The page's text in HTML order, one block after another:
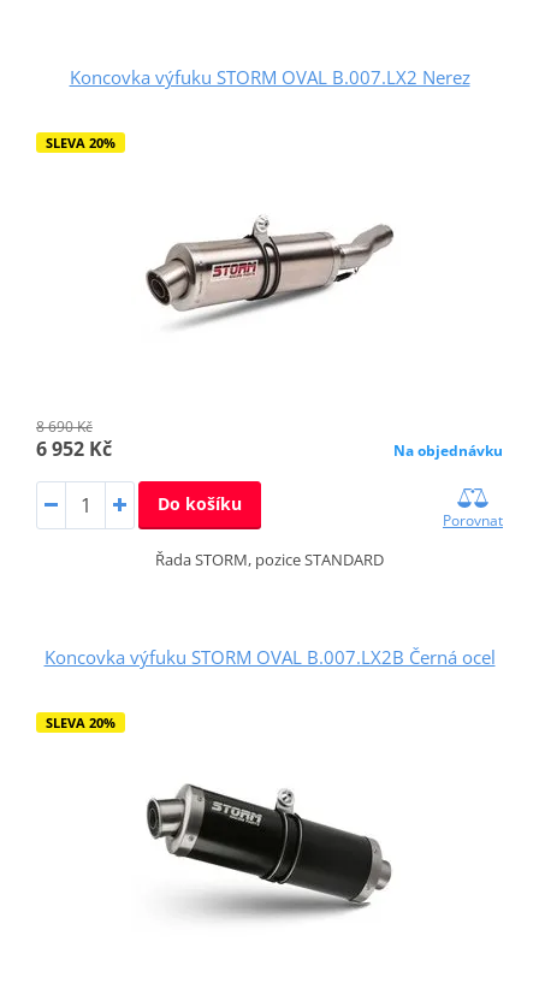
Koncovka výfuku STORM OVAL B.007.LX2 Nerez
SLEVA 20%
8 690 Kč
6 952 Kč Na objednávku
Do košíku
Porovnat
Řada STORM, pozice STANDARD
Koncovka výfuku STORM OVAL B.007.LX2B Černá ocel
SLEVA 20%